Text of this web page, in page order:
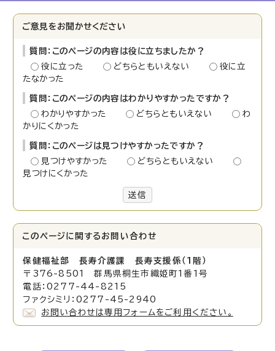
ご意見をお聞かせください
質問：このページの内容は役に立ちましたか？
役に立った
どちらともいえない
役に立
たなかった
質問：このページの内容はわかりやすかったですか？
わかりやすかった
どちらともいえない
わ
かりにくかった
質問：このページは見つけやすかったですか？
見つけやすかった
どちらともいえない
見つけにくかった
送信
このページに関する お問い合わせ
保健福祉部 長寿介護課 長寿支援係（1階）
〒376-8501 群馬県桐生市織姫町1番1号
電話：0277-44-8215
ファクシミリ：0277-45-2940
お問い合わせは専用フォームをご利用ください。